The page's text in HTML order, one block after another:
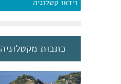
וידאו קטלוניה
כתבות מקטלוניה